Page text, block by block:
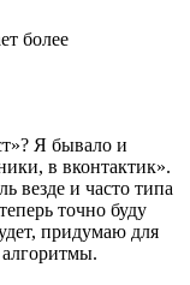
более
Я бывало и
в вконтактик».
везде и часто типа
точно буду
придумаю для